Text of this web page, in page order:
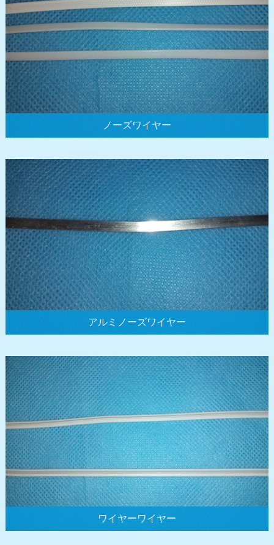
ノーズワイヤー
アルミノーズワイヤー
ワイヤーワイヤー